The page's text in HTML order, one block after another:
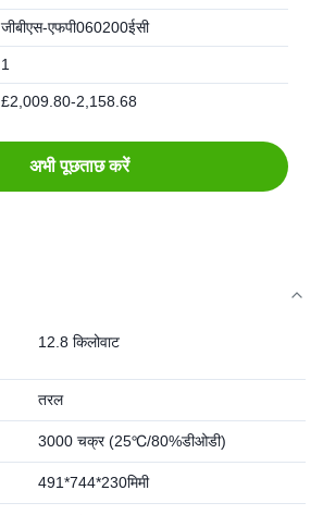
जीबीएस-एफपी060200ईसी
1
£2,009.80-2,158.68
अभी पूछताछ करें
12.8 किलोवाट
तरल
3000 चक्र (25℃/80%डीओडी)
491*744*230मिमी